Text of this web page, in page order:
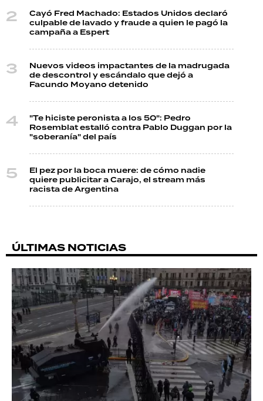
Cayó Fred Machado: Estados Unidos declaró
culpable de lavado y fraude a quien le pagó la
campaña a Espert
Nuevos videos impactantes de la madrugada
de descontrol y escándalo que dejó a
Facundo Moyano detenido
"Te hiciste peronista a los 50": Pedro
Rosemblat estalló contra Pablo Duggan por la
"soberanía" del país
El pez por la boca muere: de cómo nadie
quiere publicitar a Carajo, el stream más
racista de Argentina
ÚLTIMAS NOTICIAS